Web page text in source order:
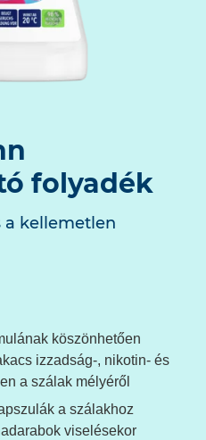
folyadék
a kellemetlen
köszönhetően
izzadság-, nikotin- és
a szálak mélyéről
a szálakhoz
viselésekor